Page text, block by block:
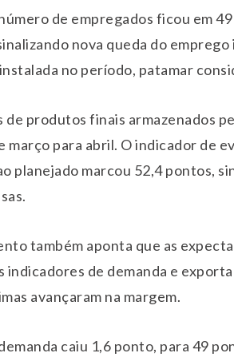
de empregados ficou em
nova queda do
no período, patamar
de produtos finais armazenados
março para abril. O indicador de
planejado marcou 52,4 pontos,
também aponta que as
indicadores de demanda e
avançaram na margem.
caiu 1,6 ponto, para 49